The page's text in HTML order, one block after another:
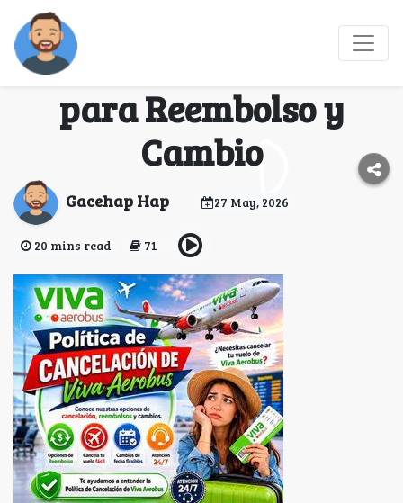
Cancelación de Vuelo
en Viva Aerobus: Pasos
para Reembolso y
Cambio
Gacehap Hap 27 May, 2026
20 mins read 71